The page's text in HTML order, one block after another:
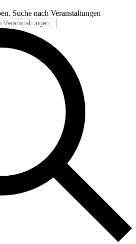
Suche nach Veranstaltungen